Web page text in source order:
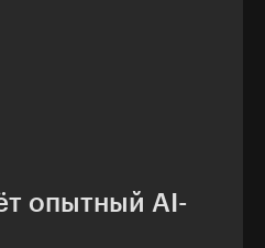
опытный AI-